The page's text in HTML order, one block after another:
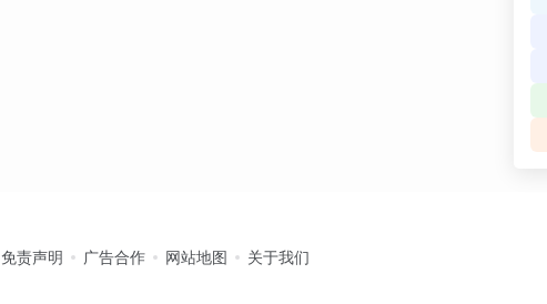
免责声明 广告合作 网站地图 关于我们